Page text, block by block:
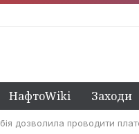
НафтоWiki Заходи
дозволила проводити